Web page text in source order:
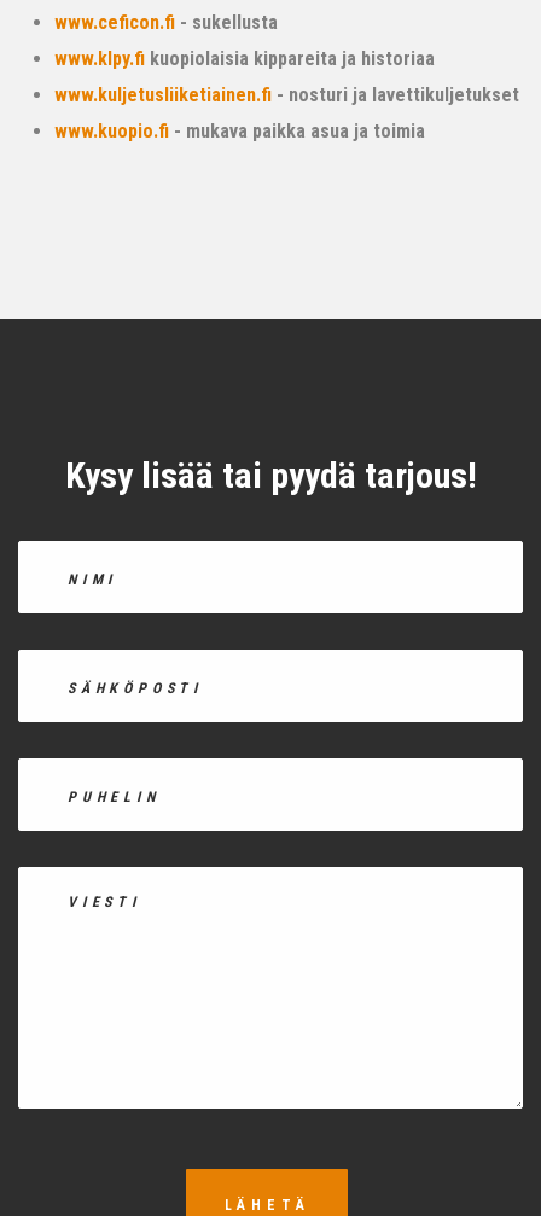
www.ceficon.fi - sukellusta
www.klpy.fi kuopiolaisia kippareita ja historiaa
www.kuljetusliiketiainen.fi - nosturi ja lavettikuljetukset
www.kuopio.fi - mukava paikka asua ja toimia
Kysy lisää tai pyydä tarjous!
LÄHETÄ